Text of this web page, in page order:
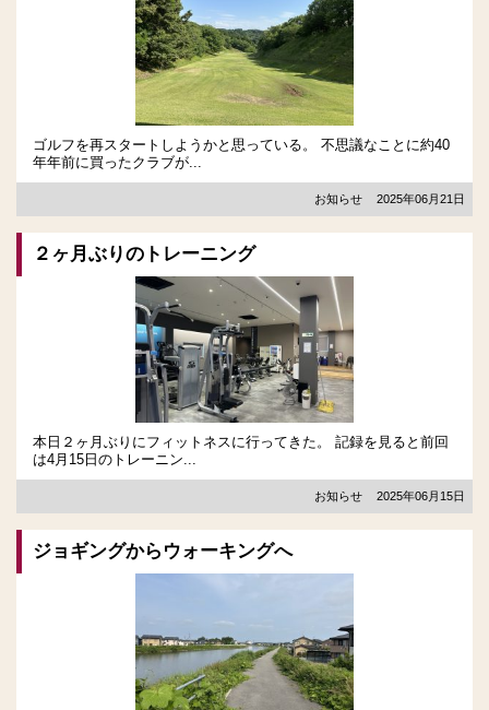
ゴルフを再スタートしようかと思っている。 不思議なことに約40
年年前に買ったクラブが...
お知らせ 2025年06月21日
２ヶ月ぶりのトレーニング
本日２ヶ月ぶりにフィットネスに行ってきた。 記録を見ると前回
は4月15日のトレーニン...
お知らせ 2025年06月15日
ジョギングからウォーキングへ